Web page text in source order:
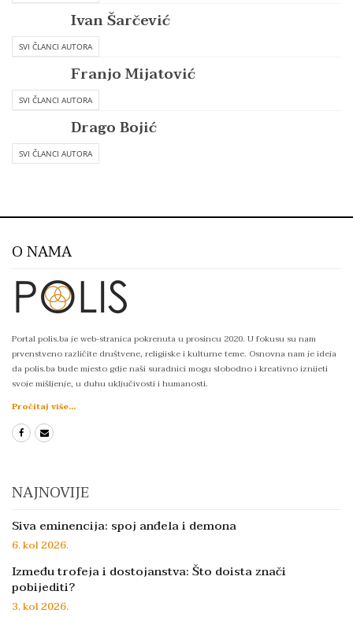
Ivan Šarčević
SVI ČLANCI AUTORA
Franjo Mijatović
SVI ČLANCI AUTORA
Drago Bojić
SVI ČLANCI AUTORA
O NAMA
Portal polis.ba je web-stranica pokrenuta u prosincu 2020. U fokusu su nam
prvenstveno različite društvene, religijske i kulturne teme. Osnovna nam je ideja
da polis.ba bude mjesto gdje naši suradnici mogu slobodno i kreativno iznijeti
svoje mišljenje, u duhu uključivosti i humanosti.
Pročitaj više...
NAJNOVIJE
Siva eminencija: spoj anđela i demona
6. kol 2026.
Između trofeja i dostojanstva: Što doista znači
pobijediti?
3. kol 2026.